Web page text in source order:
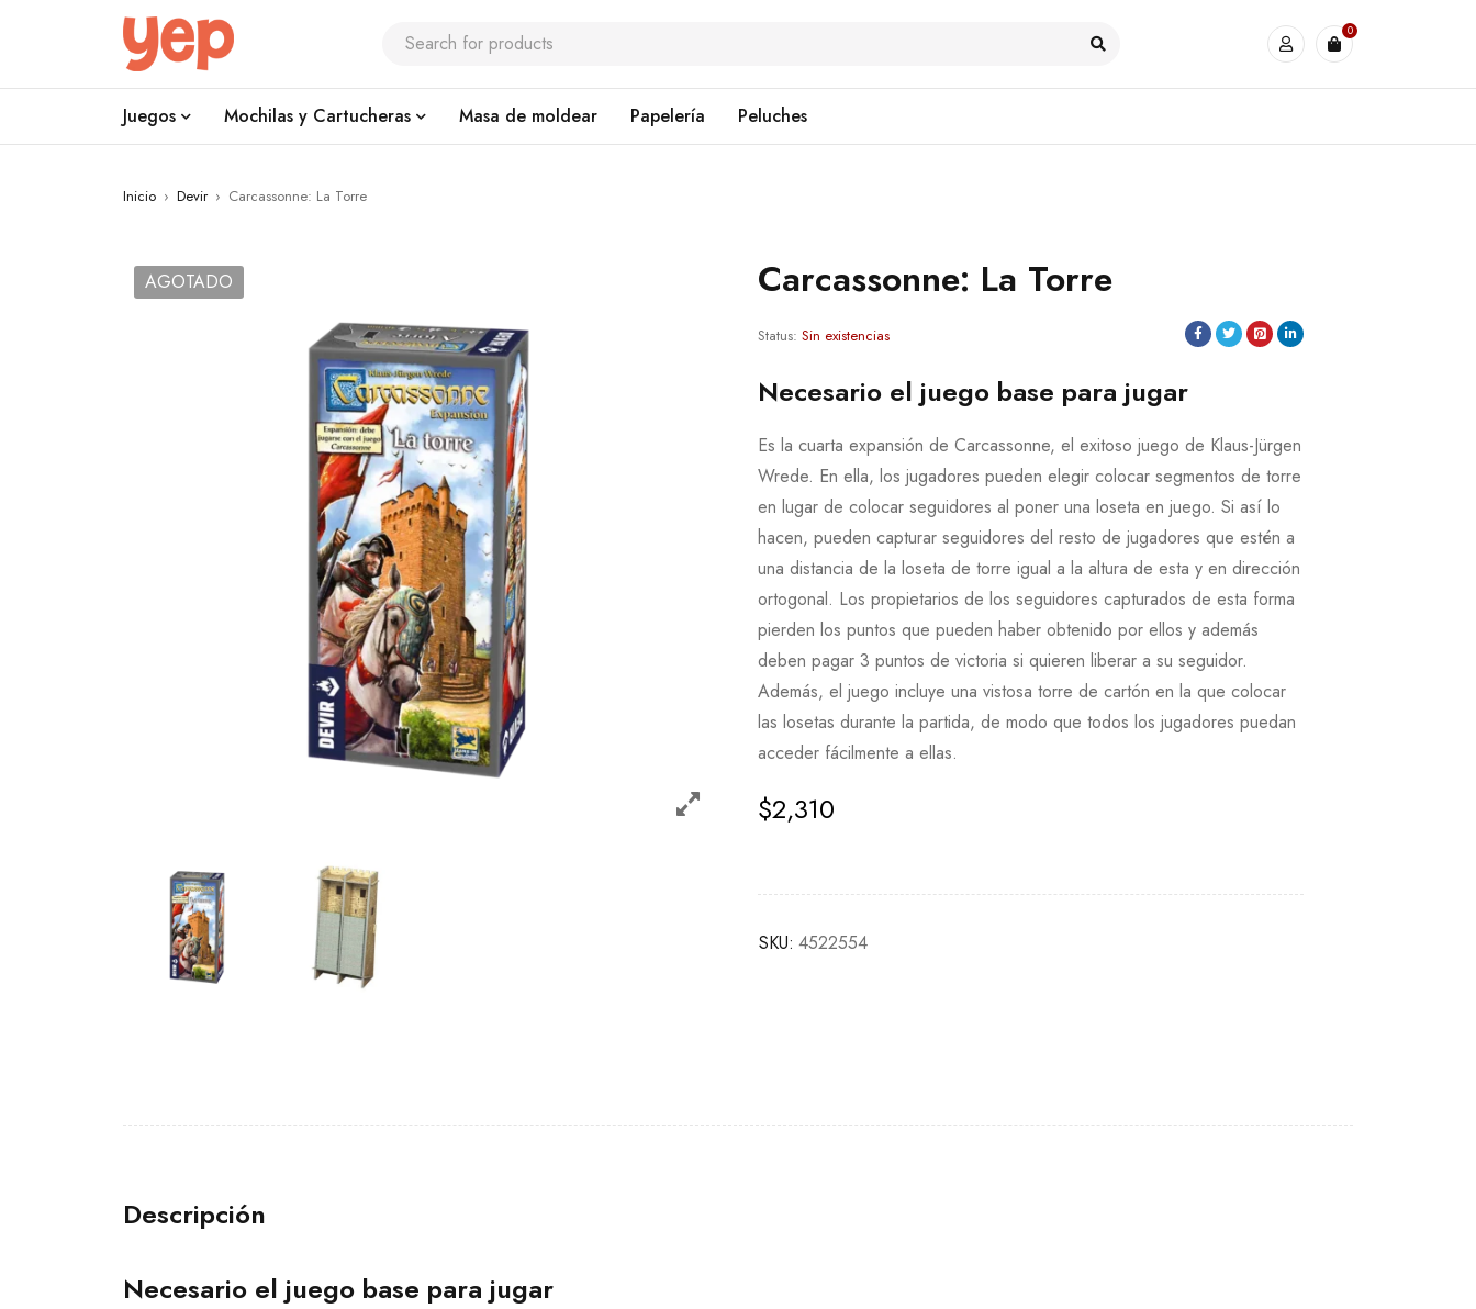
0
Juegos Mochilas y Cartucheras Masa de moldear Papelería Peluches
Inicio › Devir › Carcassonne: La Torre
AGOTADO Carcassonne: La Torre
Status: Sin existencias
Necesario el juego base para jugar
Es la cuarta expansión de Carcassonne, el exitoso juego de Klaus-Jürgen
Wrede. En ella, los jugadores pueden elegir colocar segmentos de torre
en lugar de colocar seguidores al poner una loseta en juego. Si así lo
hacen, pueden capturar seguidores del resto de jugadores que estén a
una distancia de la loseta de torre igual a la altura de esta y en dirección
ortogonal. Los propietarios de los seguidores capturados de esta forma
pierden los puntos que pueden haber obtenido por ellos y además
deben pagar 3 puntos de victoria si quieren liberar a su seguidor.
Además, el juego incluye una vistosa torre de cartón en la que colocar
las losetas durante la partida, de modo que todos los jugadores puedan
acceder fácilmente a ellas.
$2,310
SKU: 4522554
Descripción
Necesario el juego base para jugar